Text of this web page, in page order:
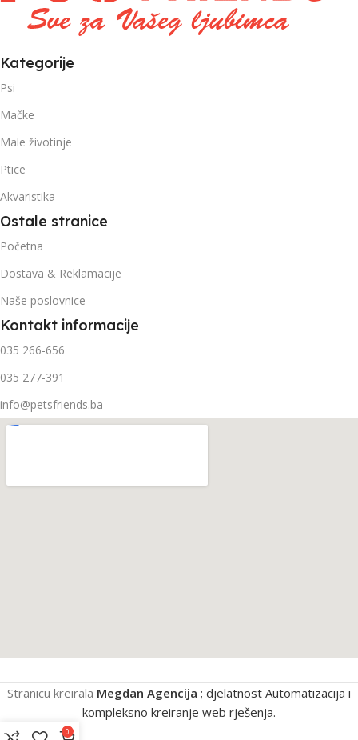
Kategorije
Psi
Mačke
Male životinje
Ptice
Akvaristika
Ostale stranice
Početna
Dostava & Reklamacije
Naše poslovnice
Kontakt informacije
035 266-656
035 277-391
info@petsfriends.ba
Stranicu kreirala Megdan Agencija ; djelatnost Automatizacija i
kompleksno kreiranje web rješenja.
0